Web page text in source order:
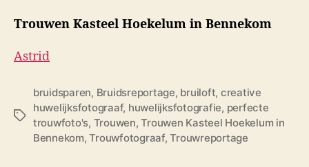
Trouwen Kasteel Hoekelum in Bennekom
Astrid
T
bruidsparen, Bruidsreportage, bruiloft, creative
huwelijksfotograaf, huwelijksfotografie, perfecte
trouwfoto's, Trouwen,Trouwen Kasteel Hoekelum in
Bennekom,Trouwfotograaf,Trouwreportage